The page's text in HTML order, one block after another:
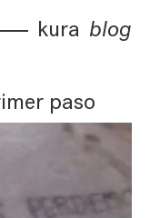
kura blog
paso